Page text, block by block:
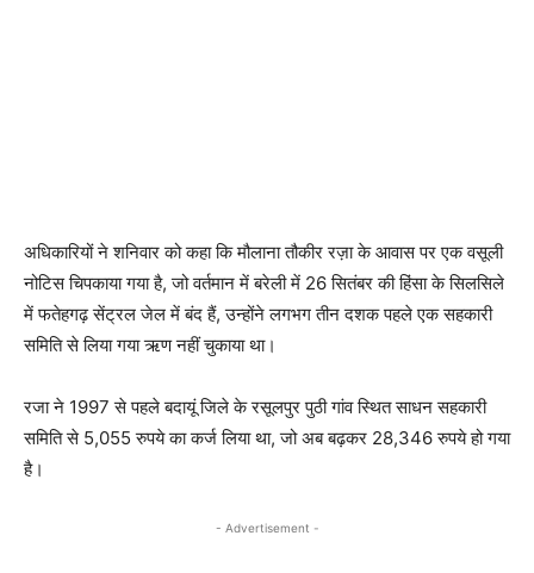
अधिकारियों ने शनिवार को कहा कि मौलाना तौकीर रज़ा के आवास पर एक वसूली
नोटिस चिपकाया गया है, जो वर्तमान में बरेली में 26 सितंबर की हिंसा के सिलसिले
में फतेहगढ़ सेंट्रल जेल में बंद हैं, उन्होंने लगभग तीन दशक पहले एक सहकारी
समिति से लिया गया ऋण नहीं चुकाया था।
रजा ने 1997 से पहले बदायूं जिले के रसूलपुर पुठी गांव स्थित साधन सहकारी
समिति से 5,055 रुपये का कर्ज लिया था, जो अब बढ़कर 28,346 रुपये हो गया
है।
- Advertisement -